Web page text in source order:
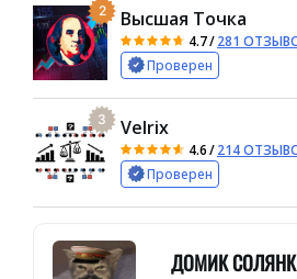
2 Высшая Точка
4.7/281
Проверен
3 Velrix
4.6/214
Проверен
ДОМИК